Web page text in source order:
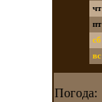
чт
пт
сб
вс
Погода: